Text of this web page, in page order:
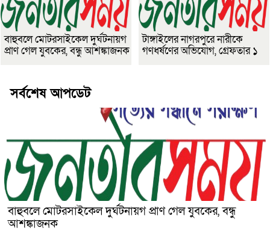
বাহুবলে মোটরসাইকেল দুর্ঘটনায়গ
প্রাণ গেল যুবকের, বন্ধু আশঙ্কাজনক
টাঙ্গাইলের নাগরপুরে নারীকে
গণধর্ষণের অভিযোগ, গ্রেফতার ১
সর্বশেষ আপডেট
বাহুবলে মোটরসাইকেল দুর্ঘটনায়গ প্রাণ গেল যুবকের, বন্ধু
আশঙ্কাজনক